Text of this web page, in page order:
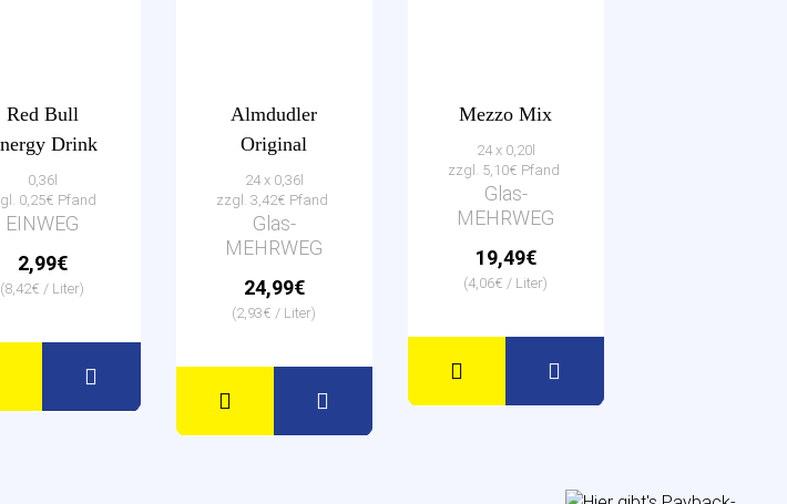
Red Bull
Drink
0,36l
0,25€ Pfand
EINWEG
2,99€
(8,42€ / Liter)
Almdudler
Original
24 x 0,36l
zzgl. 3,42€ Pfand
Glas-
MEHRWEG
24,99€
(2,93€ / Liter)
Mezzo Mix
24 x 0,20l
zzgl. 5,10€ Pfand
Glas-
MEHRWEG
19,49€
(4,06€ / Liter)